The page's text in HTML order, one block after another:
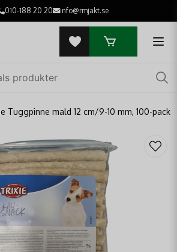
010-188 20 20 info@rmjakt.se
Tuggpinne mald 12 cm/9-10 mm, 100-pack